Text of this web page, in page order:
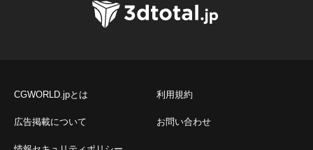
CGWORLD.jpとは 利用規約
広告掲載について お問い合わせ